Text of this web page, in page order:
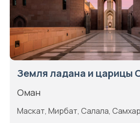
Земля ладана и царицы
Оман
Маскат, Мирбат, Салала,